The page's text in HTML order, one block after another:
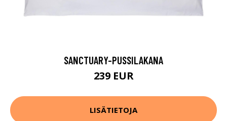
SANCTUARY-PUSSILAKANA
239 EUR
LISÄTIETOJA